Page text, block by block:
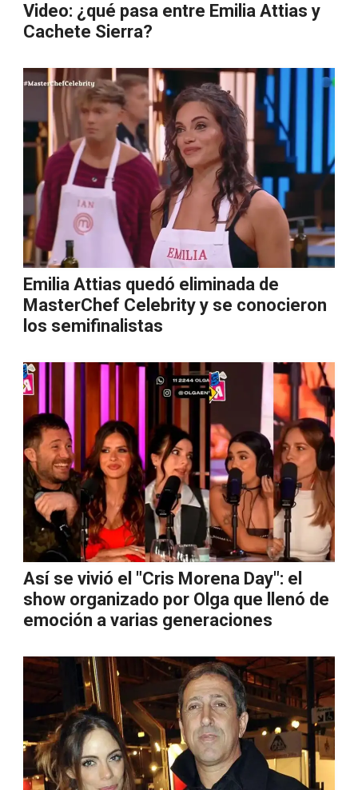
Video: ¿qué pasa entre Emilia Attias y
Cachete Sierra?
Emilia Attias quedó eliminada de
MasterChef Celebrity y se conocieron
los semifinalistas
Así se vivió el "Cris Morena Day": el
show organizado por Olga que llenó de
emoción a varias generaciones